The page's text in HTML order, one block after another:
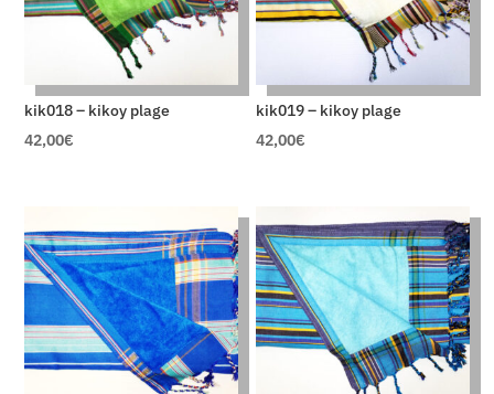
kik018 – kikoy plage
42,00€
kik019 – kikoy plage
42,00€